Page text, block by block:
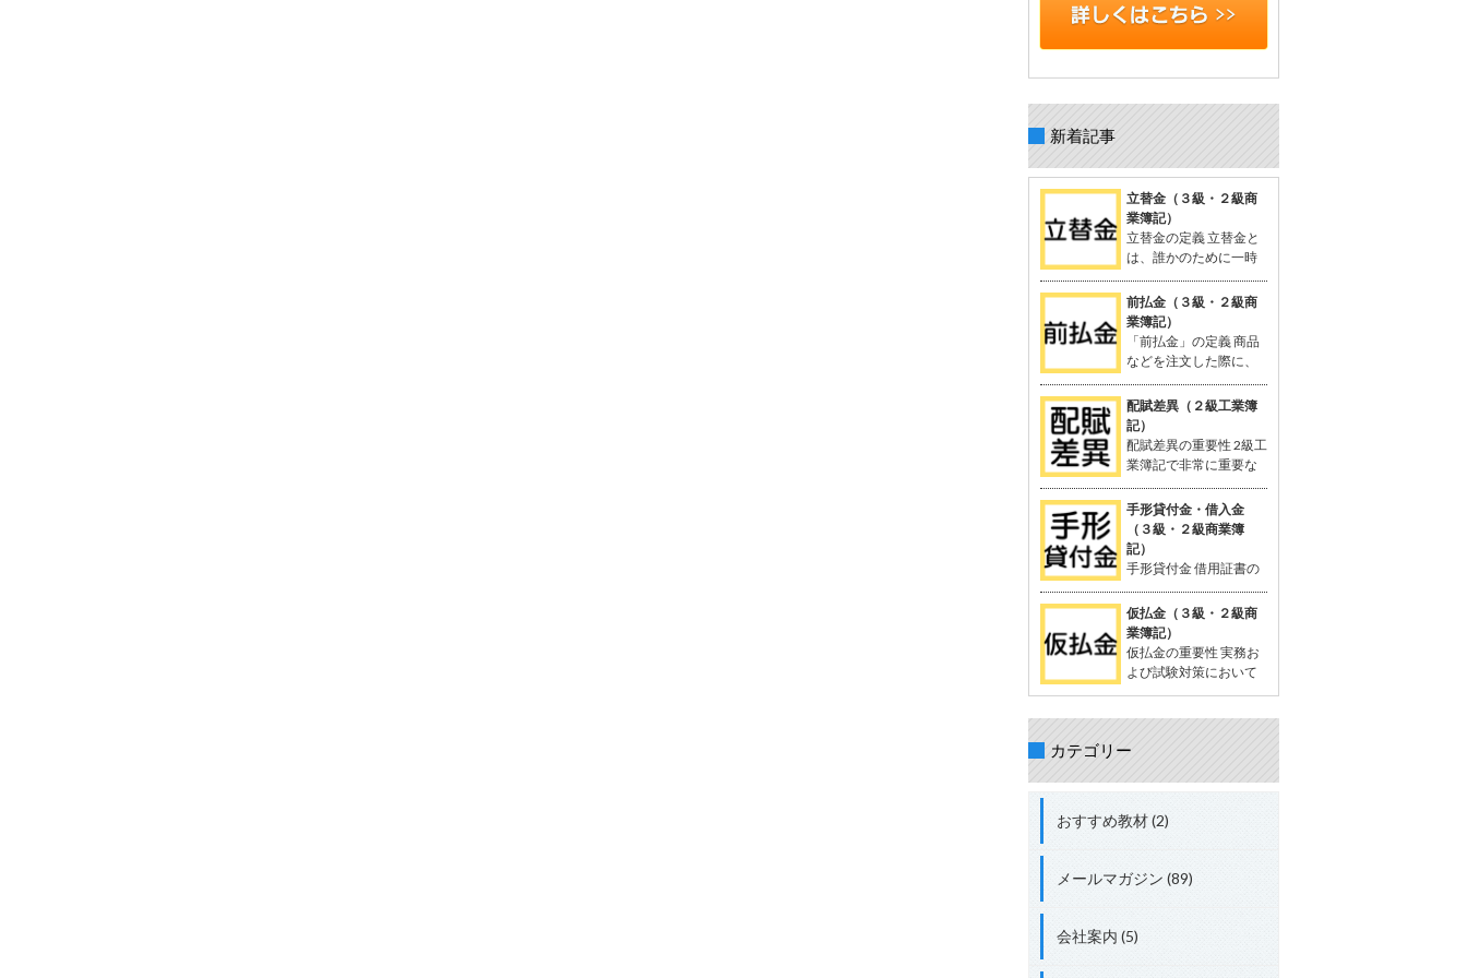
新着記事
立替金（３級・２級商
業簿記）
立替金の定義 立替金と
は、誰かのために一時
的に支払った代金で、
後日精算されるもの。 よく関連語句と
して「給料」がセットで出てくる。 立
替金の概念 例：従業員の個人的な支出
や取引先の負担すべき広告費などを、
一時的に立て替えて支払う。 支払った
金額は「将来返してもらう予定のお
金」として資産に計上される。 立替金
は「立替金の請求権」として扱われ、
資産勘定に計上。 簿記の問題での立替
金 給与支給時に従業員に対する立替金
を相殺する処理が出題されることがあ
る。 立替金の処理について理解してお
くことが重要。 具体的な取引例 例：従
業員の頼みで、個人的な支出65,000円
を立て替え、現金で支払う。 仕訳： 借
方：立替金 65,000円 貸方：現金
前払金（３級・２級商
業簿記）
「前払金」の定義 商品
などを注文した際に、
品物を受け取る前に支
払った手付金や内金のこと。 支払いに
関連する勘定科目として「前払金」が
使用される。 関連する用語：商品の仕
入れなど。 「前払金」の概念 契約や注
文が成立した際、手付金を支払うこと
が一般的。 支払った時点では品物の受
け取りが確定していないため、「一時
的に相手に預けているお金」として扱
う。 支払った金額は資産勘定に計上さ
れ、将来的に商品を受け取る権利を持
つと考えられる。 「前払金」の特性 仕
入れや費用として確定しているわけで
はない。 目的の品物が手に入らなけれ
ば、支払った金額を返金してもらうこ
ともある。 「前渡金」という用語も同
義で使用されることがある。 取引例
配賦差異（２級工業簿
記）
配賦差異の重要性 2級工
業簿記で非常に重要な
概念。 製造間接費を予
定配賦や標準原価計算で計算する際に
生じる差異。 試験対策として配賦差異
の理解は必須。 配賦差異の定義 配賦差
異は、製造間接費の予定配賦額（正常
配賦額）と実際発生額との差額。 この
差異の把握は、原価管理やコスト管理
において重要。 関連用語 「実際配
賦」、「予定配賦率」、「製造間接
費」、「部門費」など。 配賦差異には
「予算差異」と「操業度差異」の2種
類がある。 配賦差異の計算方法 予定
（正常）配賦額 = 予定（正常）配賦率
× 実際操業度。 実際発生額との差額が
配賦差異。 差異の処理方法 実際発生額
が予定額を上回る場合、追加コストと
して借方差異（不利差異）。 実際発生
額が予定額を下回る場合、コスト節約
手形貸付金・借入金
（３級・２級商業簿
記）
手形貸付金 借用証書の
代わりに約束手形を使
って行われる貸付債権。 資産に分類さ
れる。 手形を使わない場合は、「貸付
金」 手形借入金 借用証書の代わりに約
束手形を使って行われる借入債務。 負
債に分類される。 手形を使わない場合
れる場合：「手形借入金」 具体例 200
座預金に入金された場合： 借方：当座
+ 2,000,000円 総勘定元帳への転記 資
産：「当座預金 + 2,000,000円」 負
仮払金（３級・２級商
業簿記）
仮払金の重要性 実務お
よび試験対策において
重要な科目。 簿記3級以
類 資産勘定に分類される。 実際の支出
る。 仮払金の定義 支出金額や内容が確
定していない場合に一時的に支払う際
に使用する勘定科目。 支出内容が確定
した時点で精算処理を行い、仮払金は
解消される。 短期間で精算されること
が前提。 関連する勘定科目 現金や仮受
使用例 例: 出張費が確定しない場合、
社員に2,000円を仮払金として渡し、
カテゴリー
おすすめ教材 (2)
メールマガジン (89)
会社案内 (5)